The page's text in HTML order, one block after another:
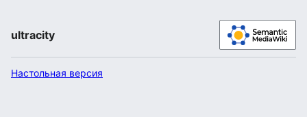
ultracity
Настольная версия